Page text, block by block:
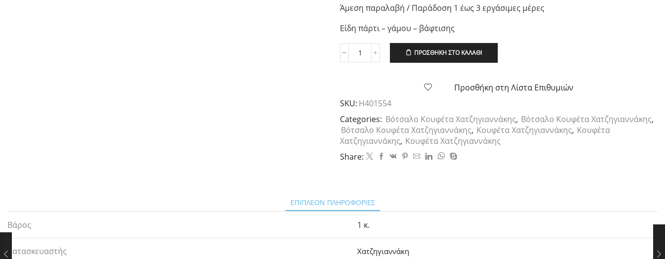
Άμεση παραλαβή / Παράδοση 1 έως 3 εργάσιμες μέρες
Είδη πάρτι – γάμου – βάφτισης
Χατζηγιαννάκη
ποσότητα
ΠΡΟΣΘΉΚΗ ΣΤΟ ΚΑΛΆΘΙ
Προσθήκη στη Λίστα Επιθυμιών
SKU: H401554
Categories: Βότσαλο Κουφέτα Χατζηγιαννάκης, Βότσαλο Κουφέτα Χατζηγιαννάκης,
Βότσαλο Κουφέτα Χατζηγιαννάκης, Κουφέτα Χατζηγιαννάκης, Κουφέτα
Χατζηγιαννάκης, Κουφέτα Χατζηγιαννάκης
Share:
ΕΠΙΠΛΈΟΝ ΠΛΗΡΟΦΟΡΊΕΣ
Βάρος 1 κ.
Κατασκευαστής Χατζηγιαννάκη